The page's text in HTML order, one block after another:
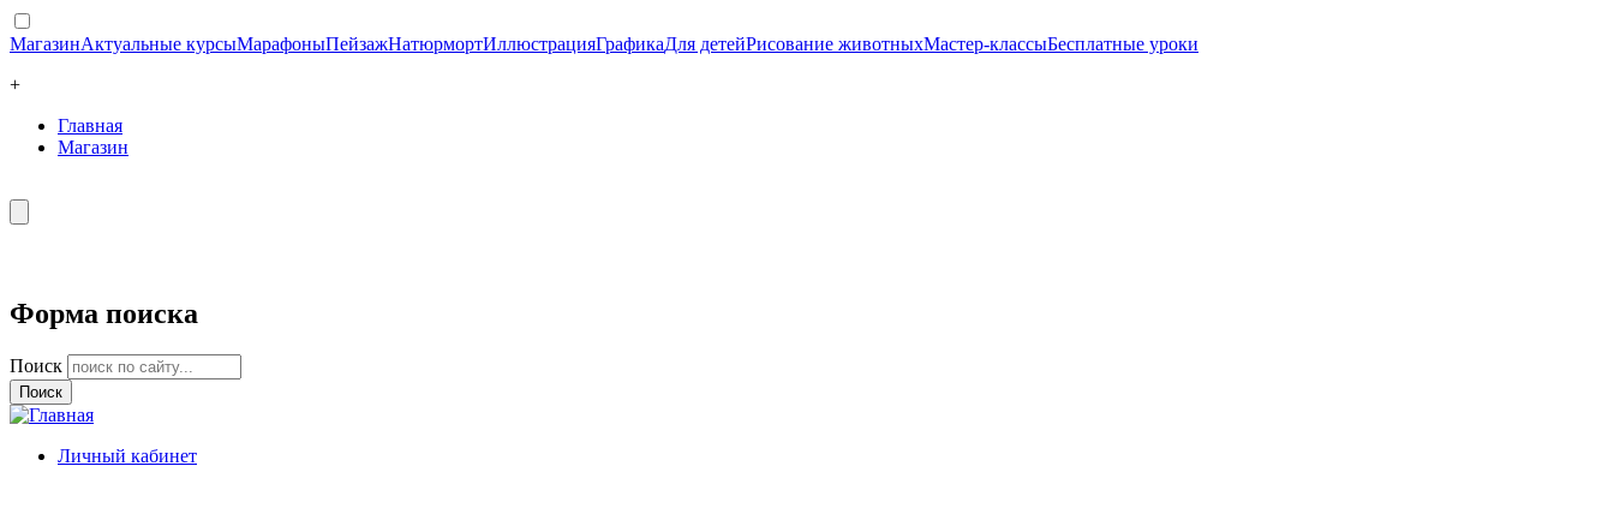
МагазинАктуальные курсыМарафоныПейзажНатюрмортИллюстрацияГрафикаДля детейРисование животныхМастер-классыБесплатные уроки
+
Главная
Магазин
Форма поиска
Поиск
Личный кабинет